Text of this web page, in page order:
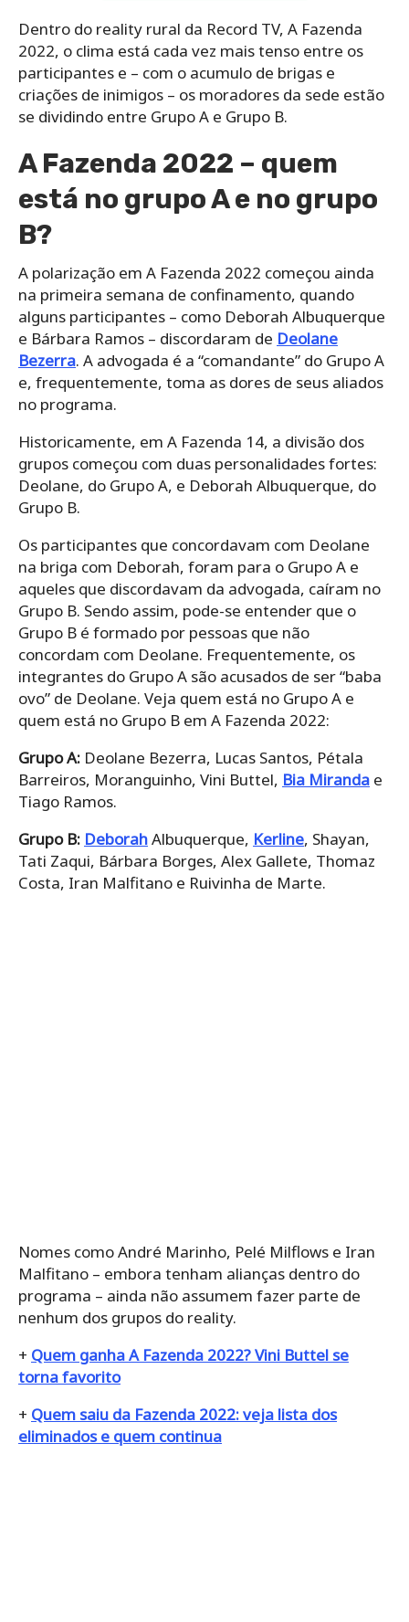
Dentro do reality rural da Record TV, A Fazenda
2022, o clima está cada vez mais tenso entre os
participantes e – com o acumulo de brigas e
criações de inimigos – os moradores da sede estão
se dividindo entre Grupo A e Grupo B.
A Fazenda 2022 – quem
está no grupo A e no grupo
B?
A polarização em A Fazenda 2022 começou ainda
na primeira semana de confinamento, quando
alguns participantes – como Deborah Albuquerque
e Bárbara Ramos – discordaram de Deolane
Bezerra. A advogada é a “comandante” do Grupo A
e, frequentemente, toma as dores de seus aliados
no programa.
Historicamente, em A Fazenda 14, a divisão dos
grupos começou com duas personalidades fortes:
Deolane, do Grupo A, e Deborah Albuquerque, do
Grupo B.
Os participantes que concordavam com Deolane
na briga com Deborah, foram para o Grupo A e
aqueles que discordavam da advogada, caíram no
Grupo B. Sendo assim, pode-se entender que o
Grupo B é formado por pessoas que não
concordam com Deolane. Frequentemente, os
integrantes do Grupo A são acusados de ser “baba
ovo” de Deolane. Veja quem está no Grupo A e
quem está no Grupo B em A Fazenda 2022:
Grupo A: Deolane Bezerra, Lucas Santos, Pétala
Barreiros, Moranguinho, Vini Buttel, Bia Miranda e
Tiago Ramos.
Grupo B: DeborahAlbuquerque, Kerline, Shayan,
Tati Zaqui, Bárbara Borges, Alex Gallete, Thomaz
Costa, Iran Malfitano e Ruivinha de Marte.
Nomes como André Marinho, Pelé Milflows e Iran
Malfitano – embora tenham alianças dentro do
programa – ainda não assumem fazer parte de
nenhum dos grupos do reality.
+ Quem ganha A Fazenda 2022? Vini Buttel se
torna favorito
+ Quem saiu da Fazenda 2022: veja lista dos
eliminados e quem continua